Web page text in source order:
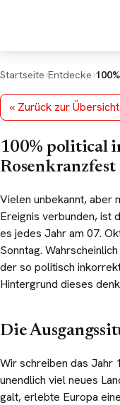
Startseite Entdecke
« Zurück zur Übersicht
100%
100% political
Rosenkranzfest
Vielen unbekannt, aber
Ereignis verbunden, ist
es jedes Jahr am 07.
Sonntag.
der so politisch
Hintergrund dieses
Die
Wir schreiben das Jahr
unendlich viel neues
galt, erlebte Europa
E-Mail (optional, für